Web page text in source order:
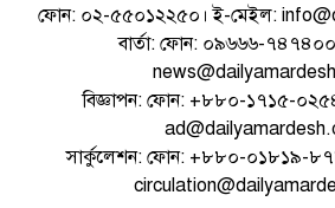
ফোন: ০২-৫৫০১২২৫০। ই-মেইল:
বার্তা: ফোন: ০৯৬৬৬-
বিজ্ঞাপন: ফোন: +৮৮০-১৭১৫-
সার্কুলেশন: ফোন: +৮৮০-০১৮১৯-